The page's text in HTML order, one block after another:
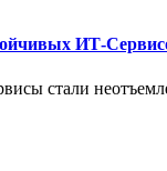
ИТ-
стали